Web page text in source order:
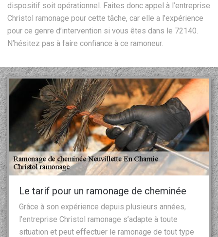
dispositif soit opérationnel. Faites donc appel à l’entreprise
Christol ramonage pour cette tâche, car elle a l’expérience
pour ce genre d’intervention si vous êtes dans le 72140.
N’hésitez pas à faire confiance à ce ramoneur.
Le tarif pour un ramonage de cheminée
Grâce à son expérience depuis plusieurs années,
l’entreprise Christol ramonage s’adapte à toute
situation et peut effectuer le ramonage de tout type